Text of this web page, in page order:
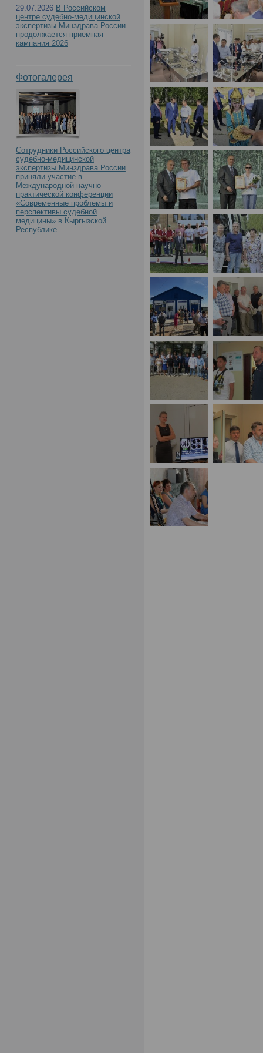
29.07.2026 В Российском
центре судебно-медицинской
экспертизы Минздрава России
продолжается приемная
кампания 2026
Фотогалерея
Сотрудники Российского центра
судебно-медицинской
экспертизы Минздрава России
приняли участие в
Международной научно-
практической конференции
«Современные проблемы и
перспективы судебной
медицины» в Кыргызской
Республике